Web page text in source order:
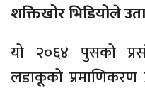
शक्तिखोर भिडियोले
यो २०६४ पुसको
लडाकूको प्रमाणिकरण